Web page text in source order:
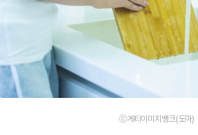
ⓒ게티이미지뱅크(도마)